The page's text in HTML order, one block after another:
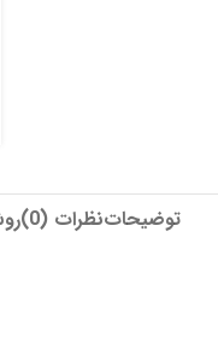
توضیحاتنظرات (0)